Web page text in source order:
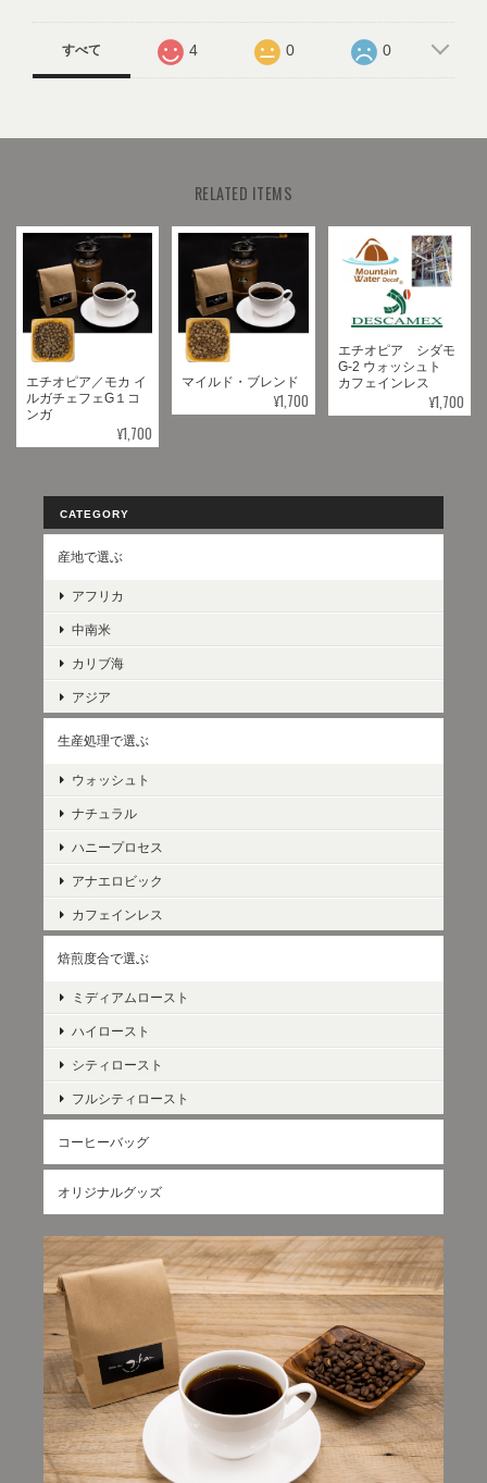
すべて 4 0 0
RELATED ITEMS
エチオピア／モカ イ
ルガチェフェG１コ
ンガ
¥1,700
マイルド・ブレンド
¥1,700
エチオピア シダモ
G-2 ウォッシュト
カフェインレス
¥1,700
CATEGORY
産地で選ぶ
アフリカ
中南米
カリブ海
アジア
生産処理で選ぶ
ウォッシュト
ナチュラル
ハニープロセス
アナエロビック
カフェインレス
焙煎度合で選ぶ
ミディアムロースト
ハイロースト
シティロースト
フルシティロースト
コーヒーバッグ
オリジナルグッズ